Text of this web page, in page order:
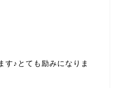
す♪とても励みになりま